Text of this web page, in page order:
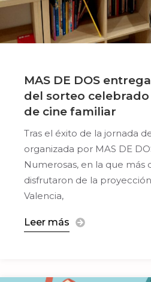
MAS DE DOS
del sorteo
de cine familiar
Tras el éxito de la jornada
organizada por MAS DE
Numerosas, en la que más
disfrutaron de la
Valencia,
Leer más